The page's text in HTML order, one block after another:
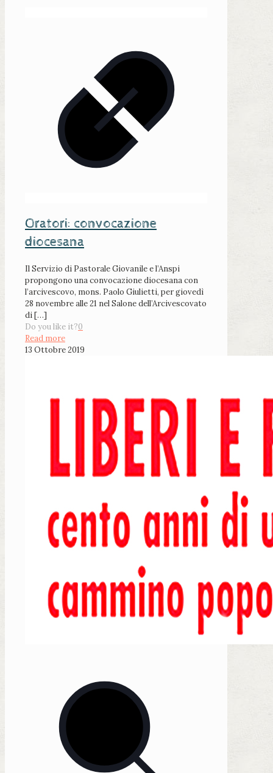
Oratori: convocazione
diocesana
Il Servizio di Pastorale Giovanile e l’Anspi
propongono una convocazione diocesana con
l’arcivescovo, mons. Paolo Giulietti, per giovedì
28 novembre alle 21 nel Salone dell’Arcivescovato
di[…]
Do you like it?0
Read more
13 Ottobre 2019